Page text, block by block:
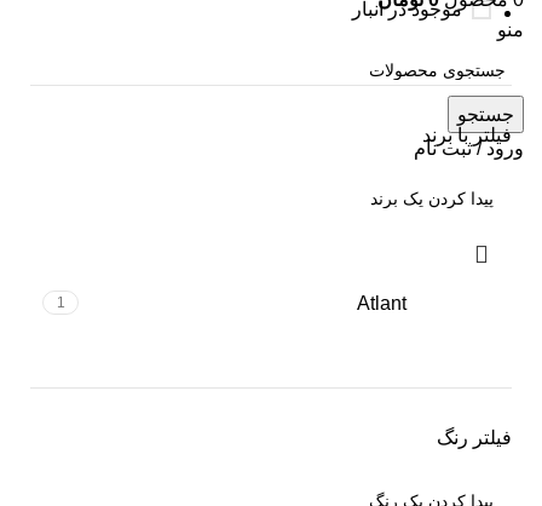
منو
جستجو
ورود / ثبت نام
موجود در انبار
فیلتر با برند
Atlant
1
فیلتر رنگ